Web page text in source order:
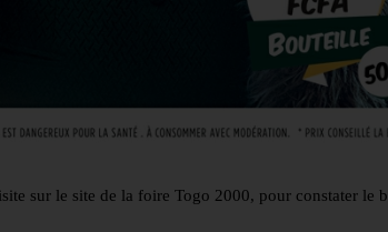
sur le site de la foire Togo 2000, pour constater le